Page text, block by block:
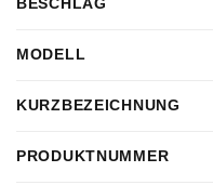
MODELL
KURZBEZEICHNUNG
PRODUKTNUMMER